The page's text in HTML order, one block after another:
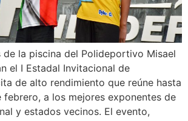
de la piscina del Polideportivo Misael
el I Estadal Invitacional de
de alto rendimiento que reúne hasta
a los mejores exponentes de
y estados vecinos. El evento,